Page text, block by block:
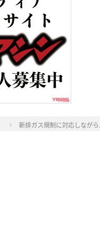
新排ガス規制に対応しなが